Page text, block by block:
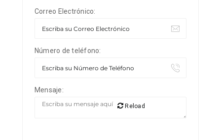
Correo Electrónico:
Número de teléfono:
Mensaje:
Reload